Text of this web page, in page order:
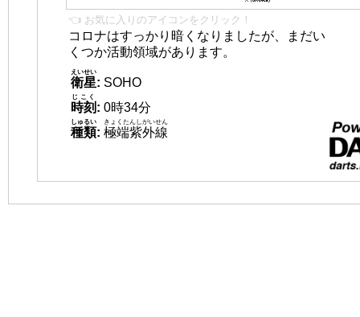
👈 お気に入りのアイコンをクリック！
コロナはすっかり暗くなりましたが、まだい
くつか活動領域があります。
衛星
えいせい
: SOHO
時刻
じこく
: 0時34分
種類
しゅるい
: 極端紫外線
きょくたんしがいせん